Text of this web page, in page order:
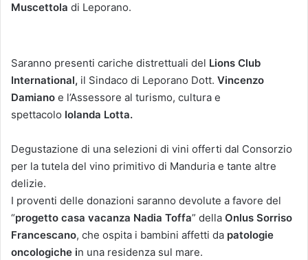
Muscettola di Leporano.
Saranno presenti cariche distrettuali del Lions Club
International, il Sindaco di Leporano Dott. Vincenzo
Damiano e l’Assessore al turismo, cultura e
spettacolo Iolanda Lotta.
Degustazione di una selezioni di vini offerti dal Consorzio
per la tutela del vino primitivo di Manduria e tante altre
delizie.
I proventi delle donazioni saranno devolute a favore del
“progetto casa vacanza Nadia Toffa” della Onlus Sorriso
Francescano, che ospita i bambini affetti da patologie
oncologiche in una residenza sul mare.